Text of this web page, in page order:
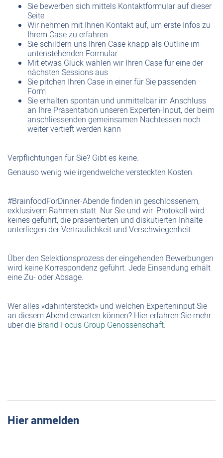
Sie bewerben sich mittels Kontaktformular auf dieser
Seite
Wir nehmen mit Ihnen Kontakt auf, um erste Infos zu
Ihrem Case zu erfahren
Sie schildern uns Ihren Case knapp als Outline im
untenstehenden Formular
Mit etwas Glück wählen wir Ihren Case für eine der
nächsten Sessions aus
Sie pitchen Ihren Case in einer für Sie passenden
Form
Sie erhalten spontan und unmittelbar im Anschluss
an Ihre Präsentation unseren Experten-Input, der beim
anschliessenden gemeinsamen Nachtessen noch
weiter vertieft werden kann
Verpflichtungen für Sie? Gibt es keine.
Genauso wenig wie irgendwelche versteckten Kosten.
#BrainfoodForDinner-Abende finden in geschlossenem,
exklusivem Rahmen statt. Nur Sie und wir. Protokoll wird
keines geführt, die präsentierten und diskutierten Inhalte
unterliegen der Vertraulichkeit und Verschwiegenheit.
Über den Selektionsprozess der eingehenden Bewerbungen
wird keine Korrespondenz geführt. Jede Einsendung erhält
eine Zu- oder Absage.
Wer alles «dahintersteckt» und welchen Experteninput Sie
an diesem Abend erwarten können? Hier erfahren Sie mehr
über die Brand Focus Group Genossenschaft.
Hier anmelden